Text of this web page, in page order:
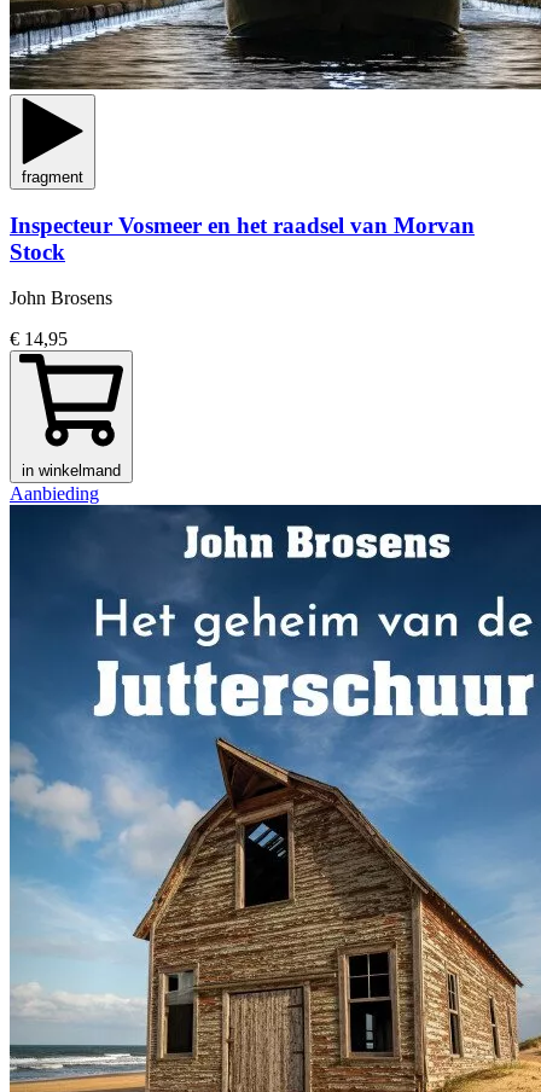
fragment
Inspecteur Vosmeer en het raadsel van Morvan
Stock
John Brosens
€ 14,95
in winkelmand
Aanbieding